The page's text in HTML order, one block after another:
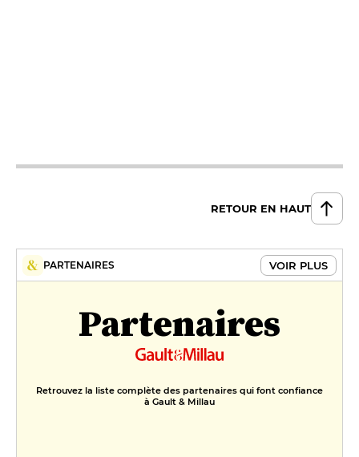
RETOUR EN HAUT
PARTENAIRES VOIR PLUS
Partenaires
Retrouvez la liste complète des partenaires qui font confiance
à Gault & Millau